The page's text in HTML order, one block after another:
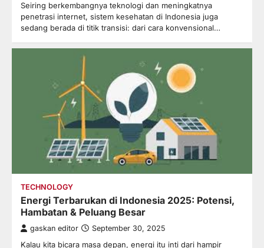
Seiring berkembangnya teknologi dan meningkatnya
penetrasi internet, sistem kesehatan di Indonesia juga
sedang berada di titik transisi: dari cara konvensional…
TECHNOLOGY
Energi Terbarukan di Indonesia 2025: Potensi,
Hambatan & Peluang Besar
gaskan editor September 30, 2025
Kalau kita bicara masa depan, energi itu inti dari hampir